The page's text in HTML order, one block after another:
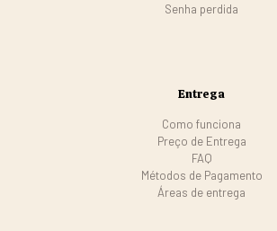
Senha perdida
Entrega
Como funciona
Preço de Entrega
FAQ
Métodos de Pagamento
Áreas de entrega